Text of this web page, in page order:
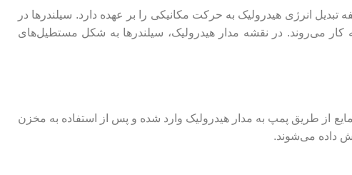
انرژی هیدرولیک به حرکت مکانیکی را بر عهده دارد. سیلندرها در
کار می‌روند. در نقشه مدار هیدرولیک، سیلندرها به شکل مستطیل‌های
از طریق پمپ به مدار هیدرولیک وارد شده و پس از استفاده به مخزن
داده می‌شوند.